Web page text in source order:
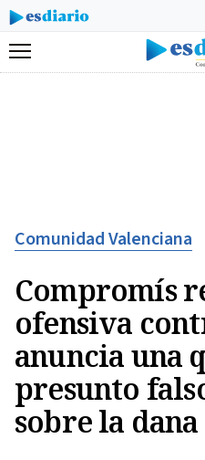
Menú
Comunidad Valenciana
Compromís
ofensiva
anuncia una
presunto
sobre la dana